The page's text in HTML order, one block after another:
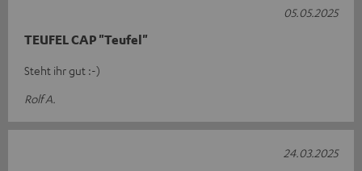
TEUFEL CAP "Teufel"
Steht ihr gut :-)
Rolf A.
05.05.2025
24.03.2025